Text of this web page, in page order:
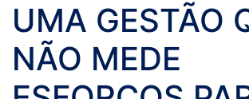
UMA GESTÃO
NÃO MEDE